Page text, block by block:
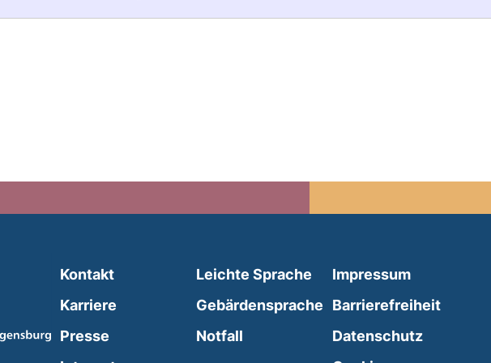
Kontakt
Karriere
Presse
Leichte Sprache (external link, opens in a
Gebärdensprache (external link, opens in
Notfall (external link, opens in a new
Impressum
Barrierefreiheit
Datenschutz